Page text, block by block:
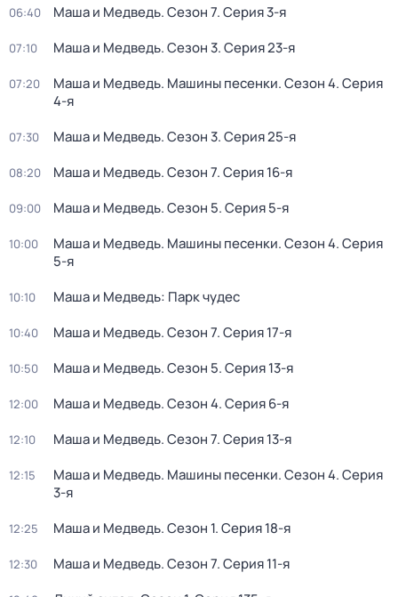
06:40 Маша и Медведь. Сезон 7. Серия 3-я
07:10 Маша и Медведь. Сезон 3. Серия 23-я
07:20 Маша и Медведь. Машины песенки. Сезон 4. Серия
4-я
07:30 Маша и Медведь. Сезон 3. Серия 25-я
08:20 Маша и Медведь. Сезон 7. Серия 16-я
09:00 Маша и Медведь. Сезон 5. Серия 5-я
10:00 Маша и Медведь. Машины песенки. Сезон 4. Серия
5-я
10:10 Маша и Медведь: Парк чудес
10:40 Маша и Медведь. Сезон 7. Серия 17-я
10:50 Маша и Медведь. Сезон 5. Серия 13-я
12:00 Маша и Медведь. Сезон 4. Серия 6-я
12:10 Маша и Медведь. Сезон 7. Серия 13-я
12:15 Маша и Медведь. Машины песенки. Сезон 4. Серия
3-я
12:25 Маша и Медведь. Сезон 1. Серия 18-я
12:30 Маша и Медведь. Сезон 7. Серия 11-я